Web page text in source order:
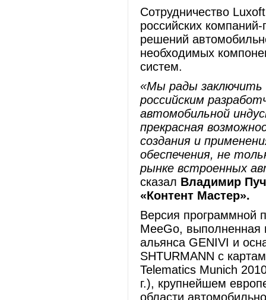
Сотрудничество
российских
решений
необходимых
систем.
«Мы рады заключить
российским
автомобильной
прекрасная
создания и
обеспечения, не
рынке встроенных
сказал Владимир
«Контент Мастер».
Версия программной
MeeGo, выполненная
альянса GENIVI и
SHTURMANN с
Telematics Munich
г.), крупнейшем
области